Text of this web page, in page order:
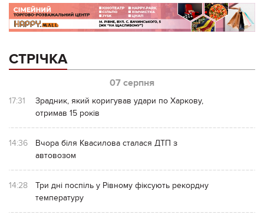
СТРІЧКА
07 серпня
17:31
Зрадник, який коригував удари по Харкову,
отримав 15 років
14:36
Вчора біля Квасилова сталася ДТП з
автовозом
14:28
Три дні поспіль у Рівному фіксують рекордну
температуру